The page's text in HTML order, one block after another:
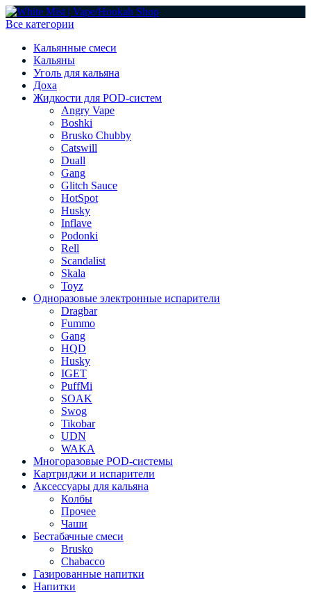
Все категории
Кальянные смеси
Кальяны
Уголь для кальяна
Доха
Жидкости для POD-систем
Angry Vape
Boshki
Brusko Chubby
Catswill
Duall
Gang
Glitch Sauce
HotSpot
Husky
Inflave
Podonki
Rell
Scandalist
Skala
Toyz
Одноразовые электронные испарители
Dragbar
Fummo
Gang
HQD
Husky
IGET
PuffMi
SOAK
Swog
Tikobar
UDN
WAKA
Многоразовые POD-системы
Картриджи и испарители
Аксессуары для кальяна
Колбы
Прочее
Чаши
Бестабачные смеси
Brusko
Chabacco
Газированные напитки
Напитки